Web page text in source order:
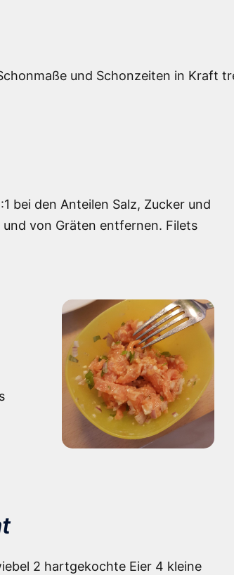
und Schonzeiten in Kraft
bei den Anteilen Salz, Zucker und
von Gräten entfernen. Filets
2 hartgekochte Eier 4 kleine